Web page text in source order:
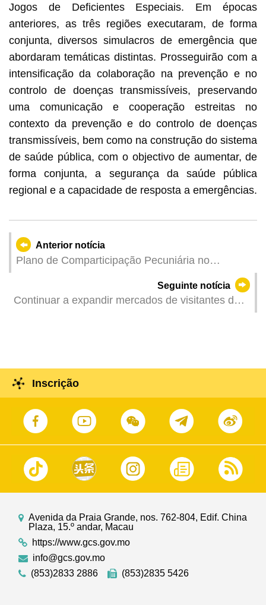
Jogos de Deficientes Especiais. Em épocas
anteriores, as três regiões executaram, de forma
conjunta, diversos simulacros de emergência que
abordaram temáticas distintas. Prosseguirão com a
intensificação da colaboração na prevenção e no
controlo de doenças transmissíveis, preservando
uma comunicação e cooperação estreitas no
contexto da prevenção e do controlo de doenças
transmissíveis, bem como na construção do sistema
de saúde pública, com o objectivo de aumentar, de
forma conjunta, a segurança da saúde pública
regional e a capacidade de resposta a emergências.
Anterior notícia
Plano de Comparticipação Pecuniária no
Desenvolvimento Económico para o Ano de 2025
Requerimento de atribuição a partir de 18 de
Junho
Seguinte notícia
Continuar a expandir mercados de visitantes da
Inscrição
Avenida da Praia Grande, nos. 762-804, Edif. China
Plaza, 15.º andar, Macau
https://www.gcs.gov.mo
info@gcs.gov.mo
(853)2833 2886
(853)2835 5426